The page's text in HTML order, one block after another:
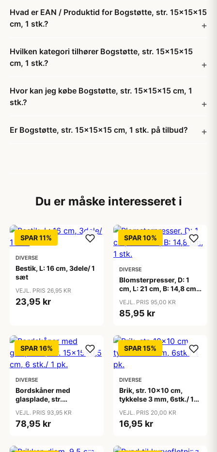
Hvad er EAN / Produktid for Bogstøtte, str. 15x15x15
cm, 1 stk.?
Hvilken kategori tilhører Bogstøtte, str. 15x15x15
cm, 1 stk.?
Hvor kan jeg købe Bogstøtte, str. 15x15x15 cm, 1
stk.?
Er Bogstøtte, str. 15x15x15 cm, 1 stk. på tilbud?
Du er måske interesseret i
SPAR 11%
DIVERSE
Bestik, L: 16 cm, 3dele/ 1
sæt
VEJL. PRIS 26,95 KR
23,95 kr
SPAR 10%
DIVERSE
Blomsterpresser, D: 1
cm, L: 21 cm, B: 14,8 cm,
VEJL. PRIS 95,00 KR
85,95 kr
SPAR 16%
DIVERSE
Bordskåner med
glasplade, str.
pk.
VEJL. PRIS 93,95 KR
78,95 kr
SPAR 15%
DIVERSE
Brik, str. 10x10 cm,
tykkelse 3 mm, 6stk./ 1
VEJL. PRIS 20,00 KR
16,95 kr